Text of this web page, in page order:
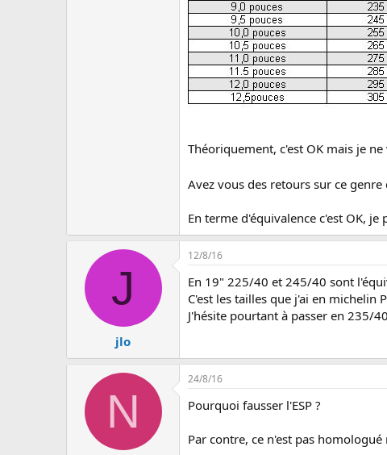
Théoriquement, c'est OK mais je
Avez vous des retours sur ce genre
En terme d'équivalence c'est OK,
J
jlo
12/8/16
En 19" 225/40 et 245/40 sont
C'est les tailles que j'ai en michelin
J'hésite pourtant à passer en 235/
N
24/8/16
Pourquoi fausser l'ESP ?
Par contre, ce n'est pas